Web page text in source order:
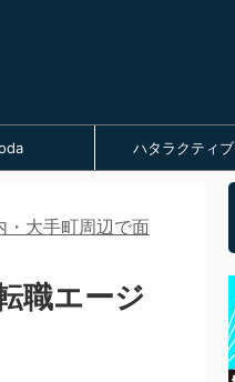
ハタラクティブ
・大手町周辺で面
職エージ